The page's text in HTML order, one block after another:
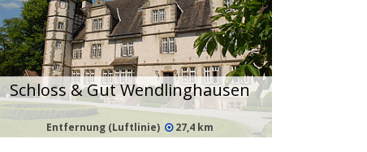
Schloss & Gut Wendlinghausen
Entfernung (Luftlinie) 27,4 km